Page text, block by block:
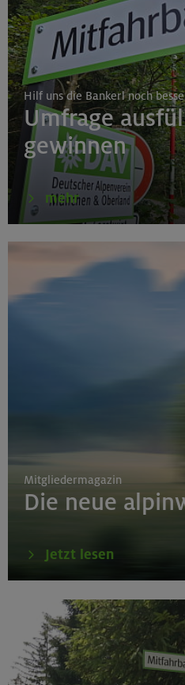
Hilf uns die Bankerl noch
Umfrage
gewinnen
mehr
Mitgliedermagazin
Die neue
Jetzt lesen